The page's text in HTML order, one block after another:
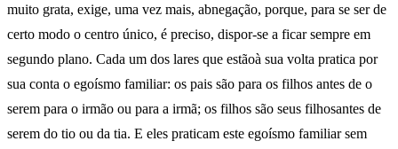
muito grata, exige, uma vez mais, abnegação, porque, para se ser de
certo modo o centro único, é preciso, dispor-se a ficar sempre em
segundo plano. Cada um dos lares que estãoà sua volta pratica por
sua conta o egoísmo familiar: os pais são para os filhos antes de o
serem para o irmão ou para a irmã; os filhos são seus filhosantes de
serem do tio ou da tia. E eles praticam este egoísmo familiar sem